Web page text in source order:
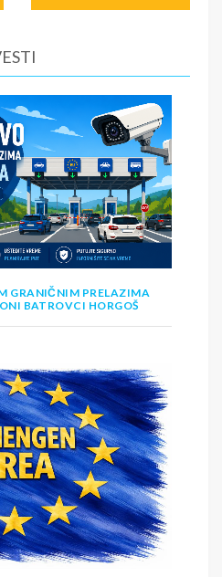
GRANIČNIM PRELAZIMA
BATROVCI HORGOŠ